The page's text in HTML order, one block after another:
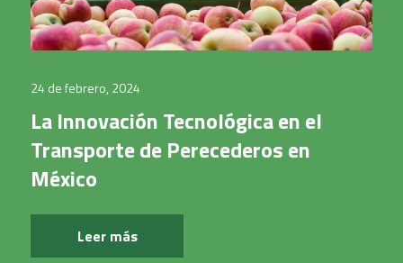
24 de febrero, 2024
La Innovación Tecnológica en el
Transporte de Perecederos en
México
Leer más